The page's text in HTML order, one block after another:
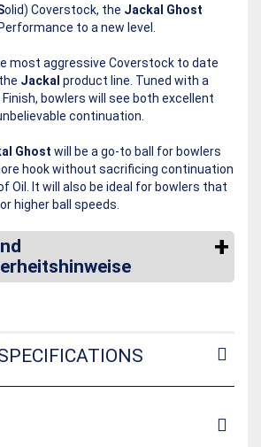
olid) Coverstock, the Jackal Ghost
to a new level.
most aggressive Coverstock to date
Jackal product line. Tuned with a
Finish, bowlers will see both excellent
continuation.
Ghost will be a go-to ball for bowlers
hook without sacrificing continuation
Oil. It will also be ideal for bowlers that
higher ball speeds.